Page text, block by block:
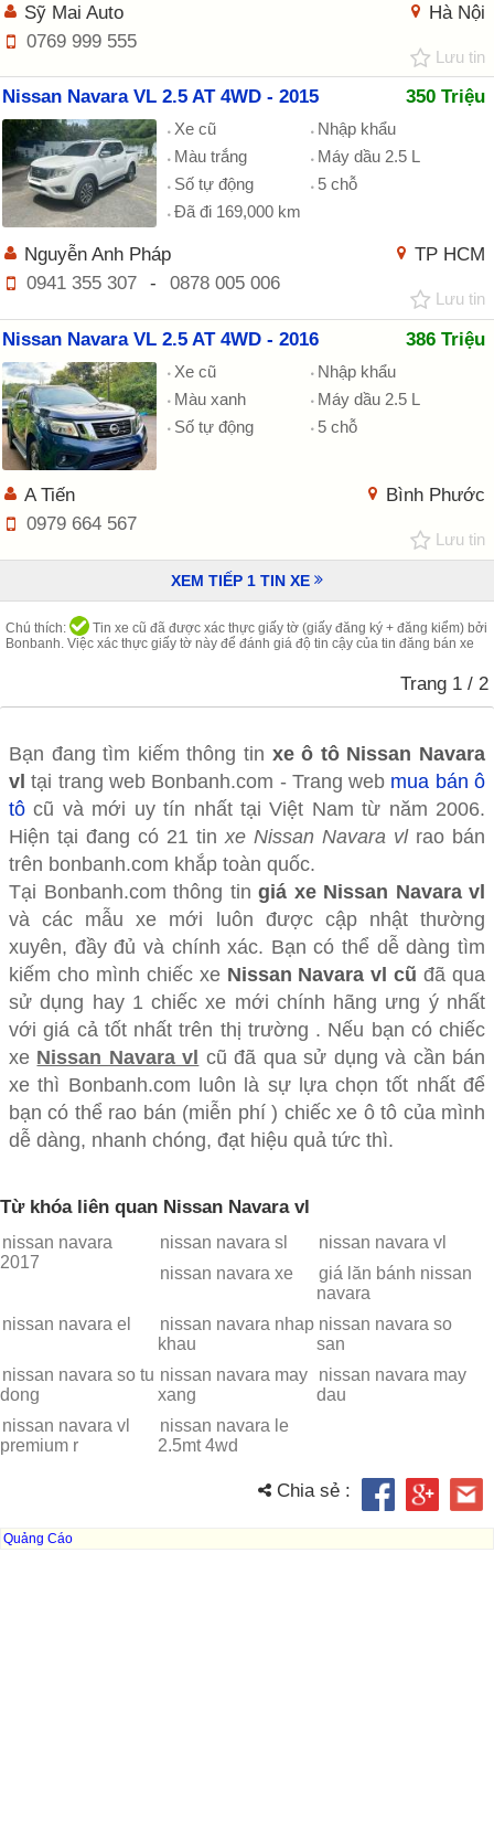
Hà Nội
Sỹ Mai Auto
0769 999 555
Lưu tin
Nissan Navara VL 2.5 AT 4WD - 2015 350 Triệu
Xe cũ
Nhập khẩu
Màu trắng
Máy dầu 2.5 L
Số tự động
5 chỗ
Đã đi 169,000 km
TP HCM
Nguyễn Anh Pháp
0941 355 307
- 0878 005 006
Lưu tin
Nissan Navara VL 2.5 AT 4WD - 2016 386 Triệu
Xe cũ
Nhập khẩu
Màu xanh
Máy dầu 2.5 L
Số tự động
5 chỗ
Bình Phước
A Tiến
0979 664 567
Lưu tin
XEM TIẾP 1 TIN XE
Chú thích:
Tin xe cũ đã được xác thực giấy tờ (giấy đăng ký + đăng kiểm) bởi
Bonbanh. Việc xác thực giấy tờ này để đánh giá độ tin cậy của tin đăng bán xe
Trang 1 / 2
Bạn đang tìm kiếm thông tin xe ô tô Nissan Navara
vl tại trang web Bonbanh.com - Trang web mua bán ô
tô cũ và mới uy tín nhất tại Việt Nam từ năm 2006.
Hiện tại đang có 21 tin xe Nissan Navara vlrao bán
trên bonbanh.com khắp toàn quốc.
Tại Bonbanh.com thông tin giá xe Nissan Navara vl
và các mẫu xe mới luôn được cập nhật thường
xuyên, đầy đủ và chính xác. Bạn có thể dễ dàng tìm
kiếm cho mình chiếc xe Nissan Navara vl cũ đã qua
sử dụng hay 1 chiếc xe mới chính hãng ưng ý nhất
với giá cả tốt nhất trên thị trường . Nếu bạn có chiếc
xe Nissan Navara vl cũ đã qua sử dụng và cần bán
xe thì Bonbanh.com luôn là sự lựa chọn tốt nhất để
bạn có thể rao bán (miễn phí ) chiếc xe ô tô của mình
dễ dàng, nhanh chóng, đạt hiệu quả tức thì.
Từ khóa liên quan Nissan Navara vl
nissan navara
2017
nissan navara sl
nissan navara vl
nissan navara xe
giá lăn bánh nissan
navara
nissan navara el
nissan navara nhap
khau
nissan navara so
san
nissan navara so tu
dong
nissan navara may
xang
nissan navara may
dau
nissan navara vl
premium r
nissan navara le
2.5mt 4wd
Chia sẻ :
Quảng Cáo